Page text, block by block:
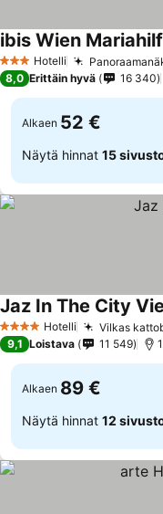
3 Tähtiluokitus
Hotelli
ibis Wien Mariahilf
8,0 Erittäin hyvä 16 340
Alkaen 52 €
Näytä hinnat 15
4 Tähtiluokitus
Hotelli Vilkas
Jaz In The City
9,1 Loistava 11 549
Alkaen 89 €
Näytä hinnat 12